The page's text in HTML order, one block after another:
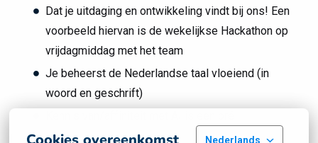
Nederlands
Dat je uitdaging en ontwikkeling vindt bij ons! Een
voorbeeld hiervan is de wekelijkse Hackathon op
vrijdagmiddag met het team
Je beheerst de Nederlandse taal vloeiend (in
woord en geschrift)